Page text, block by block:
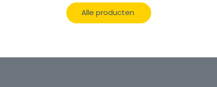
Alle producten